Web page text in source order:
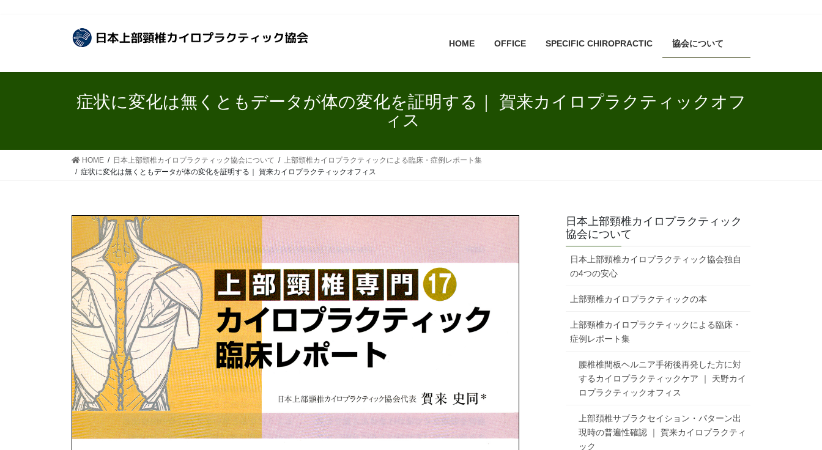
HOME OFFICE SPECIFIC CHIROPRACTIC 協会について
症状に変化は無くともデータが体の変化を証明する｜ 賀来カイロプラクティックオフ
ィス
HOME 日本上部頸椎カイロプラクティック協会について
上部頸椎カイロプラクティックによる臨床・症例レポート集
症状に変化は無くともデータが体の変化を証明する｜ 賀来カイロプラクティックオフィス
日本上部頸椎カイロプラクティック
協会について
日本上部頸椎カイロプラクティック協会独自
の4つの安心
上部頸椎カイロプラクティックの本
上部頸椎カイロプラクティックによる臨床・
症例レポート集
腰椎椎間板ヘルニア手術後再発した方に対
するカイロプラクティックケア ｜ 天野カイ
ロプラクティックオフィス
上部頚椎サブラクセイション・パターン出
現時の普遍性確認 ｜ 賀来カイロプラクティ
ック